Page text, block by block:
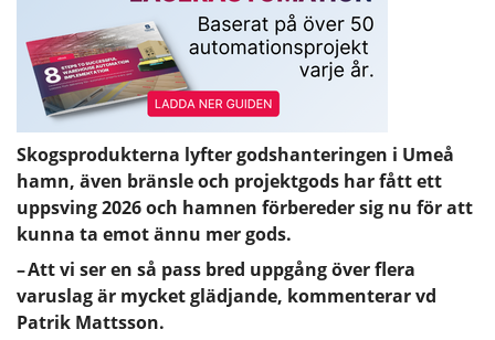
Skogsprodukterna lyfter godshanteringen i Umeå
hamn, även bränsle och projektgods har fått ett
uppsving 2026 och hamnen förbereder sig nu för att
kunna ta emot ännu mer gods.
– Att vi ser en så pass bred uppgång över flera
varuslag är mycket glädjande, kommenterar vd
Patrik Mattsson.